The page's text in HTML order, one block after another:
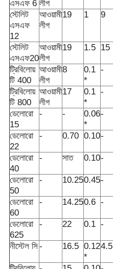
এসএফ 6 লীগ
স্টেলিট
এসএফ
12
আওয়ামী
লীগ
19 1 9
স্টেলিট
এসএফ20
আওয়ামী
লীগ
19 1.5 15
ট্রিবিলোয়
টি 400
আওয়ামী
লীগ
8
0.1
*
-
ট্রিবিলোয়
টি 800
আওয়ামী
লীগ
17
0.1
*
-
ডেলোরো
15
- -
0.06
*
-
ডেলোরো
22
- 0.70 0.10-
ডেলোরো
40
- সাত 0.10-
ডেলোরো
50
- 10.250.45-
ডেলোরো
60
- 14.250.6 -
ডেলোরো
625
- 22 0.1 -
নীস্টেল সি- 16.5 0.12
*
4.5